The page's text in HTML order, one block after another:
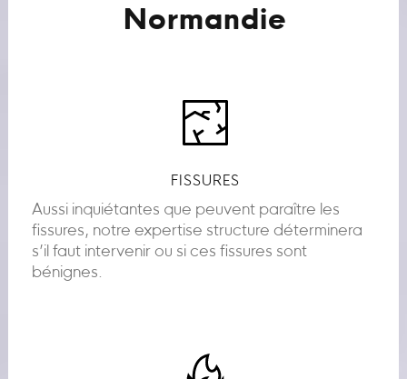
Normandie
FISSURES
Aussi inquiétantes que peuvent paraître les
fissures, notre expertise structure déterminera
s’il faut intervenir ou si ces fissures sont
bénignes.